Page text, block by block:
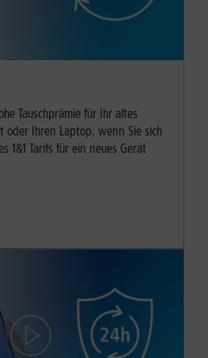
Tauschprämie für Ihr altes
oder Ihren Laptop, wenn Sie sich
1&1 Tarifs für ein neues Gerät